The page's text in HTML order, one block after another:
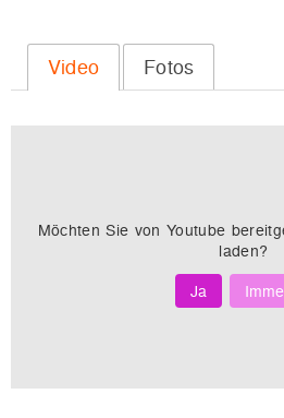
Video Fotos
Möchten Sie von Youtube
laden?
Ja